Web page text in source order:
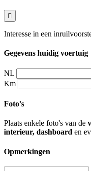
Interesse in een
Gegevens huidig voertuig
NL
Km
Foto's
Plaats enkele foto's van de
interieur, dashboard en
Opmerkingen